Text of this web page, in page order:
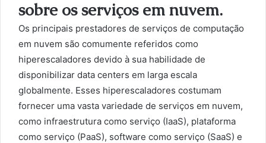
sobre os serviços em nuvem.
Os principais prestadores de serviços de computação
em nuvem são comumente referidos como
hiperescaladores devido à sua habilidade de
disponibilizar data centers em larga escala
globalmente. Esses hiperescaladores costumam
fornecer uma vasta variedade de serviços em nuvem,
como infraestrutura como serviço (IaaS), plataforma
como serviço (PaaS), software como serviço (SaaS) e